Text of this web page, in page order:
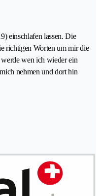
einschlafen lassen. Die
richtigen Worten um mir die
wen ich wieder ein
nehmen und dort hin